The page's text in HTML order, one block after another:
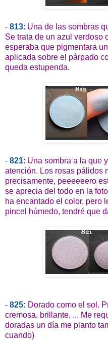
- 813: Una de las sombras
Se trata de un azul verdoso
esperaba que pigmentara
aplicada sobre el párpado
queda estupenda.
- 821: Una sombra a la que
atención. Los rosas pálidos
precisamente, peeeeeero
se aprecia del todo en la
ha encantado el color, pero
pincel húmedo, tendré que
- 825: Dorado como el sol.
cremosa, brillante, ... Me
doradas un día me planto
cuando)